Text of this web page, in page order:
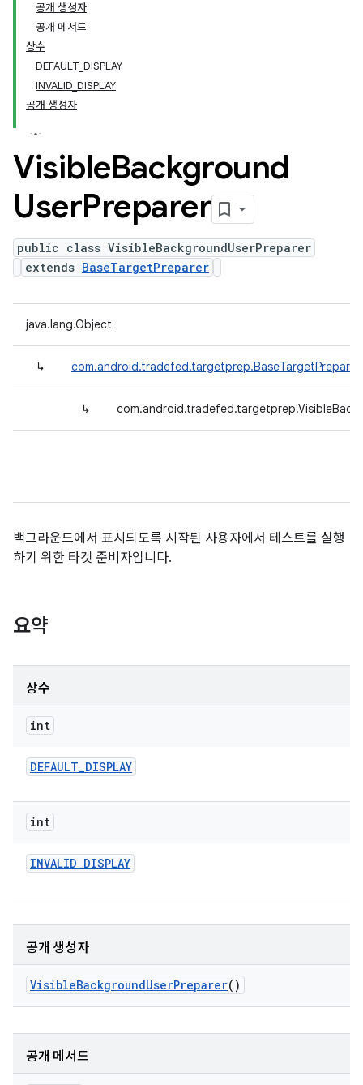
공개 생성자
공개 메서드
상수
DEFAULT_DISPLAY
INVALID_DISPLAY
공개 생성자
VisibleBackground
UserPreparer
public class VisibleBackgroundUserPreparer
extends BaseTargetPreparer
java.lang.Object
↳ com.android.tradefed.targetprep.BaseTargetPreparer
↳
백그라운드에서 표시되도록 시작된 사용자에서 테스트를 실행
하기 위한 타겟 준비자입니다.
요약
상수
int
DEFAULT_DISPLAY
int
INVALID_DISPLAY
공개 생성자
VisibleBackgroundUserPreparer()
공개 메서드